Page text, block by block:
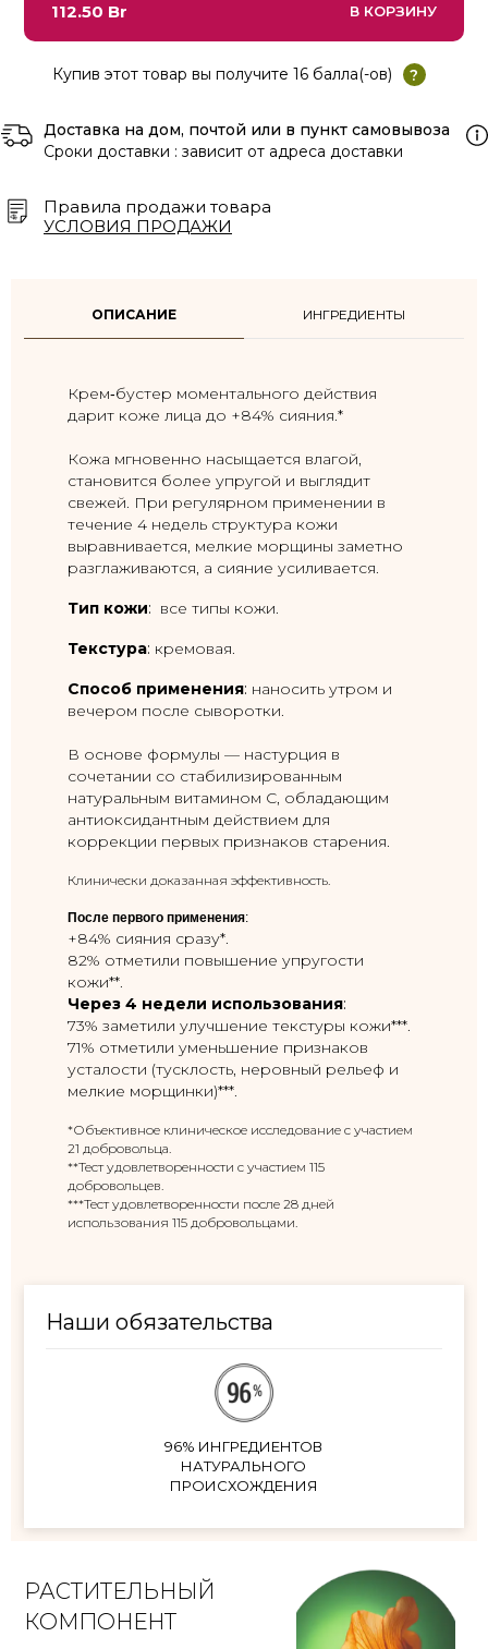
ОПИСАНИЕ ИНГРЕДИЕНТЫ
Крем‑бустер моментального действия
дарит коже лица до +84% сияния.*
Кожа мгновенно насыщается влагой,
становится более упругой и выглядит
свежей. При регулярном применении в
течение 4 недель структура кожи
выравнивается, мелкие морщины заметно
разглаживаются, а сияние усиливается.
Тип кожи: все типы кожи.
Текстура: кремовая.
Способ применения: наносить утром и
вечером после сыворотки.
В основе формулы — настурция в
сочетании со стабилизированным
натуральным витамином C, обладающим
антиоксидантным действием для
коррекции первых признаков старения.
Клинически доказанная эффективность.
После первого применения:
+84% сияния сразу*.
82% отметили повышение упругости
кожи**.
Через 4 недели использования:
73% заметили улучшение текстуры кожи***.
71% отметили уменьшение признаков
усталости (тусклость, неровный рельеф и
мелкие морщинки)***.
*Объективное клиническое исследование с участием
21 добровольца.
**Тест удовлетворенности с участием 115
добровольцев.
***Тест удовлетворенности после 28 дней
использования 115 добровольцами.
Наши обязательства
96% ИНГРЕДИЕНТОВ
НАТУРАЛЬНОГО
ПРОИСХОЖДЕНИЯ
РАСТИТЕЛЬНЫЙ
КОМПОНЕНТ
112.50 Br В КОРЗИНУ
Купив этот товар вы получите 16 балла(-ов) ?
Доставка на дом, почтой или в пункт самовывоза
Сроки доставки : зависит от адреса доставки
Правила продажи товара
УСЛОВИЯ ПРОДАЖИ